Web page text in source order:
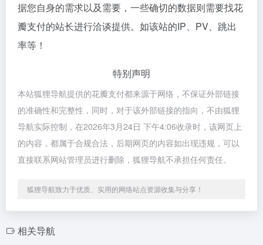
据您自身的需求以及需要，一些确切的数据则需要找花
瓣支付的站长进行洽谈提供。如该站的IP、PV、跳出
率等！
特别声明
本站狐狸导航提供的花瓣支付都来源于网络，不保证外部链接
的准确性和完整性，同时，对于该外部链接的指向，不由狐狸
导航实际控制，在2026年3月24日 下午4:06收录时，该网页上
的内容，都属于合规合法，后期网页的内容如出现违规，可以
直接联系网站管理员进行删除，狐狸导航不承担任何责任。
狐狸导航致力于优质、实用的网络站点资源收集与分享！
相关导航